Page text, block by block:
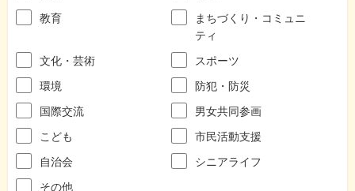
教育
まちづくり・コミュニ
ティ
文化・芸術
スポーツ
環境
防犯・防災
国際交流
男女共同参画
こども
市民活動支援
自治会
シニアライフ
その他